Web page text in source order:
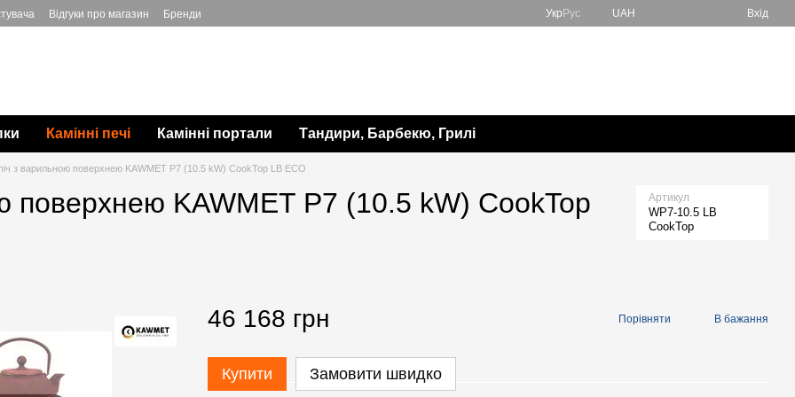
Відгуки про магазин Бренди Укр Рус UAH Вхід
Камінні печі Камінні портали Тандири, Барбекю, Грилі
з варильною поверхнею KAWMET P7 (10.5 kW) CookTop LB ECO
поверхнею KAWMET P7 (10.5 kW) CookTop
Артикул
WP7-10.5 LB
CookTop
46 168 грн Порівняти В бажання
Купити Замовити швидко